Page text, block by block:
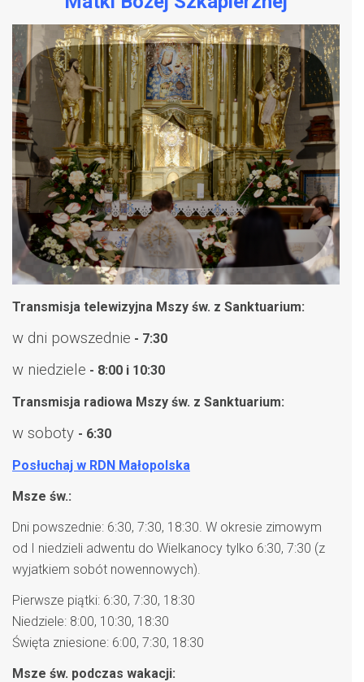
Transmisja telewizyjna Mszy św. z Sanktuarium:
w dni powszednie - 7:30
w niedziele - 8:00 i 10:30
Transmisja radiowa Mszy św. z Sanktuarium:
w soboty - 6:30
Posłuchaj w RDN Małopolska
Msze św.:
Dni powszednie: 6:30, 7:30, 18:30. W okresie zimowym
od I niedzieli adwentu do Wielkanocy tylko 6:30, 7:30 (z
wyjatkiem sobót nowennowych).
Pierwsze piątki: 6:30, 7:30, 18:30
Niedziele: 8:00, 10:30, 18:30
Święta zniesione: 6:00, 7:30, 18:30
Msze św. podczas wakacji: